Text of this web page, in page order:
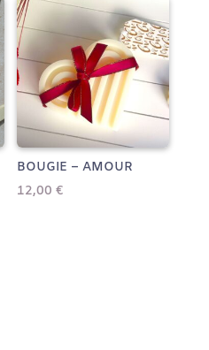
BOUGIE – AMOUR
12,00€